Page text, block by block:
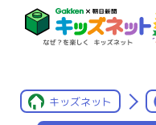
キッズネット